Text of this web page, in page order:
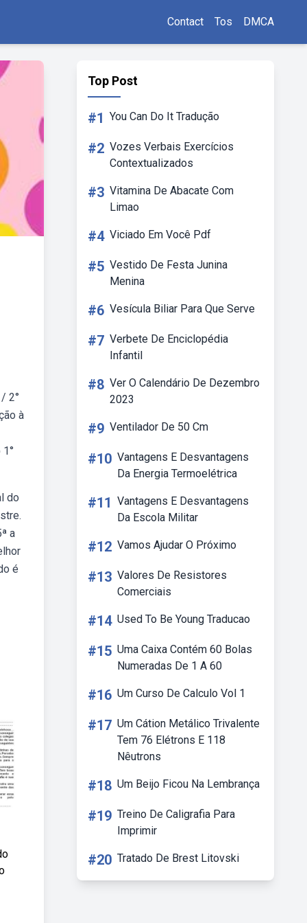
Contact Tos DMCA
2°
à
do
a
é
Top Post
#1 You Can Do It Tradução
#2 Vozes Verbais Exercícios
Contextualizados
#3 Vitamina De Abacate Com
Limao
#4 Viciado Em Você Pdf
#5 Vestido De Festa Junina
Menina
#6 Vesícula Biliar Para Que Serve
#7 Verbete De Enciclopédia
Infantil
#8 Ver O Calendário De Dezembro
2023
#9 Ventilador De 50 Cm
#10 Vantagens E Desvantagens
Da Energia Termoelétrica
#11 Vantagens E Desvantagens
Da Escola Militar
#12 Vamos Ajudar O Próximo
#13 Valores De Resistores
Comerciais
#14 Used To Be Young Traducao
#15 Uma Caixa Contém 60 Bolas
Numeradas De 1 A 60
#16 Um Curso De Calculo Vol 1
#17 Um Cátion Metálico Trivalente
Tem 76 Elétrons E 118
Nêutrons
#18 Um Beijo Ficou Na Lembrança
#19 Treino De Caligrafia Para
Imprimir
#20 Tratado De Brest Litovski